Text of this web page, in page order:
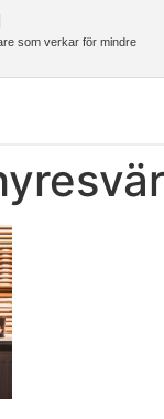
som verkar för mindre